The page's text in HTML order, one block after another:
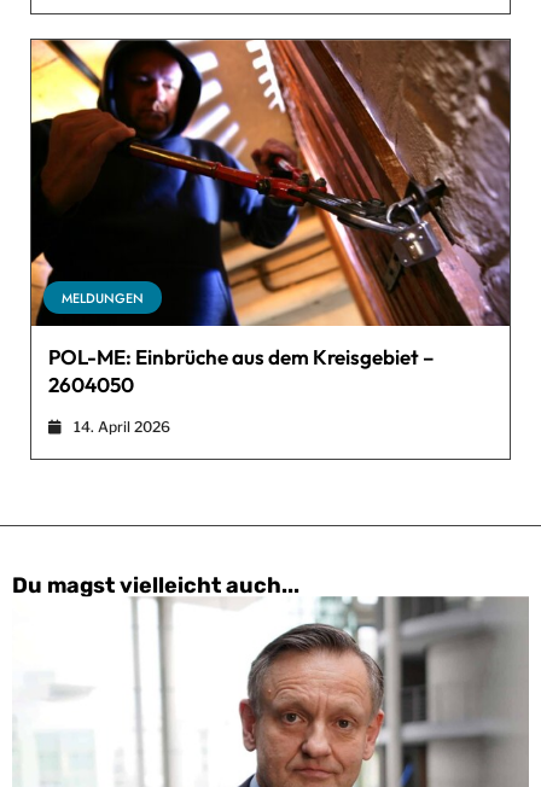
MELDUNGEN
POL-ME: Einbrüche aus dem Kreisgebiet –
2604050
14. April 2026
Du magst vielleicht auch...